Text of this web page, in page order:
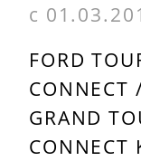
с
FORD
CONNECT
GRAND
CONNECT